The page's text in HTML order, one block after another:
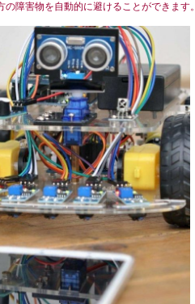
障害物を自動的に避けることができます。